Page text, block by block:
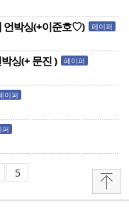
언박싱(+이준호♡) 페이퍼
싱(+ 문진 ) 페이퍼
이퍼
퍼
5